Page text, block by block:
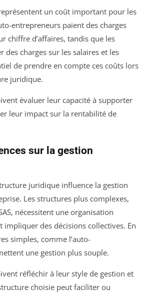
un coût important pour les
entrepreneurs paient des charges
chiffre d’affaires, tandis que les
des charges sur les salaires et les
de prendre en compte ces coûts lors
juridique.
évaluer leur capacité à supporter
leur impact sur la rentabilité de
sur la gestion
juridique influence la gestion
Les structures plus complexes,
nécessitent une organisation
impliquer des décisions collectives. En
simples, comme l’auto-
une gestion plus souple.
réfléchir à leur style de gestion et
choisie peut faciliter ou